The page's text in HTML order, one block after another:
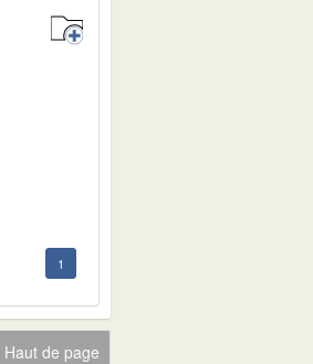
1
Haut de page